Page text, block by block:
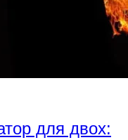
для двох: